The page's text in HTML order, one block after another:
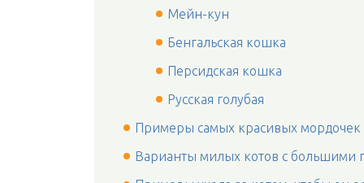
Мейн-кун
Бенгальская кошка
Персидская кошка
Русская голубая
Примеры самых красивых мордочек
Варианты милых котов с большими